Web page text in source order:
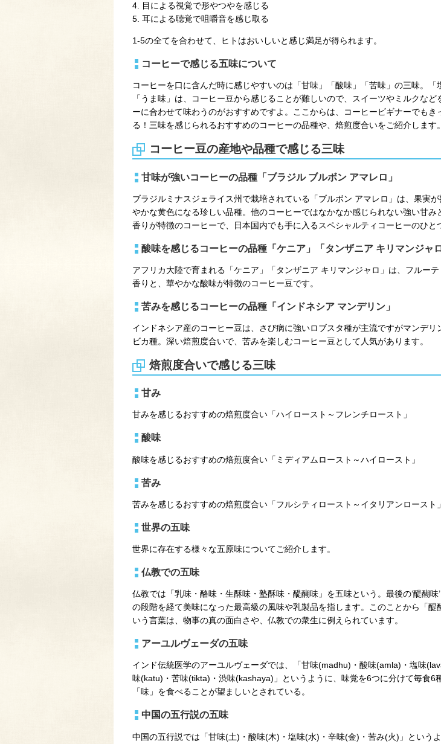
4. 目による視覚で形やつやを感じる
5. 耳による聴覚で咀嚼音を感じ取る
1-5の全てを合わせて、ヒトはおいしいと感じ満足が得られます。
コーヒーで感じる五味について
コーヒーを口に含んだ時に感じやすいのは「甘味」「酸味」「苦味」の三味。「
「うま味」は、コーヒー豆から感じることが難しいので、スイーツやミルクなど
ーに合わせて味わうのがおすすめですよ。ここからは、コーヒービギナーでもき
る！三味を感じられるおすすめのコーヒーの品種や、焙煎度合いをご紹介します。
コーヒー豆の産地や品種で感じる三味
甘味が強いコーヒーの品種「ブラジル ブルボン アマレロ」
ブラジルミナスジェライス州で栽培されている「ブルボン アマレロ」は、果実
やかな黄色になる珍しい品種。他のコーヒーではなかなか感じられない強い甘み
香りが特徴のコーヒーで、日本国内でも手に入るスペシャルティコーヒーのひと
酸味を感じるコーヒーの品種「ケニア」「タンザニア キリマンジャロ
アフリカ大陸で育まれる「ケニア」「タンザニア キリマンジャロ」は、フルー
香りと、華やかな酸味が特徴のコーヒー豆です。
苦みを感じるコーヒーの品種「インドネシア マンデリン」
インドネシア産のコーヒー豆は、さび病に強いロブスタ種が主流ですがマンデリ
ビカ種。深い焙煎度合いで、苦みを楽しむコーヒー豆として人気があります。
焙煎度合いで感じる三味
甘み
甘みを感じるおすすめの焙煎度合い「ハイロースト～フレンチロースト」
酸味
酸味を感じるおすすめの焙煎度合い「ミディアムロースト～ハイロースト」
苦み
苦みを感じるおすすめの焙煎度合い「フルシティロースト～イタリアンロースト」
世界の五味
世界に存在する様々な五原味についてご紹介します。
仏教での五味
仏教では「乳味・酪味・生酥味・塾酥味・醍醐味」を五味という。最後の‘醍醐味
の段階を経て美味になった最高級の風味や乳製品を指します。このことから「醍
いう言葉は、物事の真の面白さや、仏教での衆生に例えられています。
アーユルヴェーダの五味
インド伝統医学のアーユルヴェーダでは、「甘味(madhu)・酸味(amla)・塩味
味(katu)・苦味(tikta)・渋味(kashaya)」というように、味覚を6つに分けて毎食6
「味」を食べることが望ましいとされている。
中国の五行説の五味
中国の五行説では「甘味(土)・酸味(木)・塩味(水)・辛味(金)・苦み(火)」というよ